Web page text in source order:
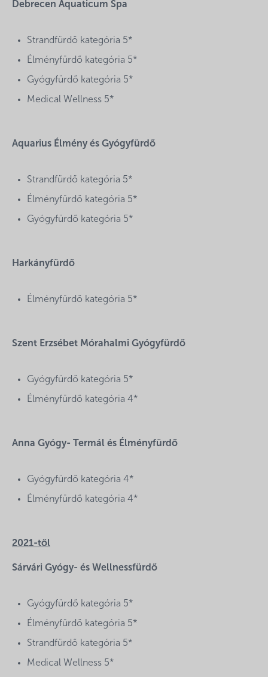
Debrecen Aquaticum Spa
Strandfürdő kategória 5*
Élményfürdő kategória 5*
Gyógyfürdő kategória 5*
Medical Wellness 5*
Aquarius Élmény és Gyógyfürdő
Strandfürdő kategória 5*
Élményfürdő kategória 5*
Gyógyfürdő kategória 5*
Harkányfürdő
Élményfürdő kategória 5*
Szent Erzsébet Mórahalmi Gyógyfürdő
Gyógyfürdő kategória 5*
Élményfürdő kategória 4*
Anna Gyógy- Termál és Élményfürdő
Gyógyfürdő kategória 4*
Élményfürdő kategória 4*
2021-től
Sárvári Gyógy- és Wellnessfürdő
Gyógyfürdő kategória 5*
Élményfürdő kategória 5*
Strandfürdő kategória 5*
Medical Wellness 5*